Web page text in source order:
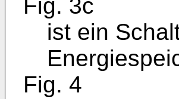
Fig. 3c
ist ein
Fig. 4